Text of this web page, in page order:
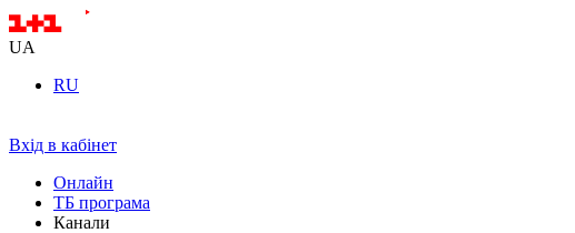
UA
RU
Вхід в кабінет
Онлайн
ТБ програма
Канали